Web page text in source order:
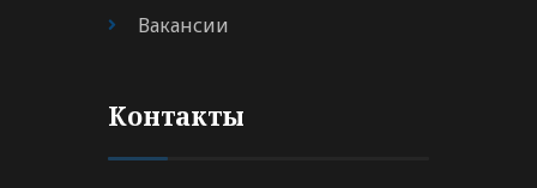
Вакансии
Контакты